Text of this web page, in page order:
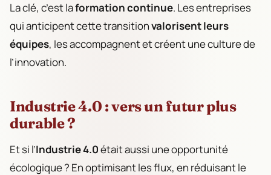
La clé, c’est laformation continue. Les entreprises
qui anticipent cette transitionvalorisent leurs
équipes, les accompagnent et créent une culture de
l’innovation.
Industrie 4.0 : vers un futur plus
durable ?
Et si l’Industrie 4.0était aussi une opportunité
écologique ? En optimisant les flux, en réduisant le